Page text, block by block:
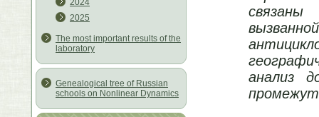
2024
2025
The most important results of the
laboratory
Genealogical tree of Russian
schools on Nonlinear Dynamics
анализ